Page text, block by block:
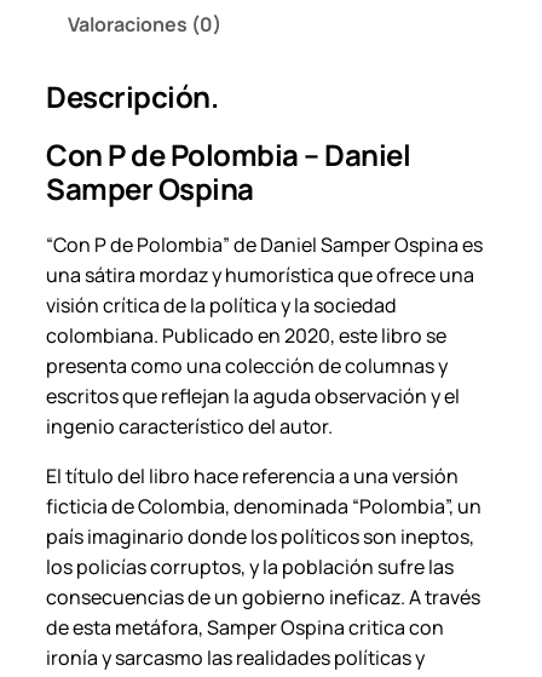
e
S
a
p
e
r
O
s
p
i
n
a
.
c
a
n
t
Valoraciones (0)
Descripción.
Con P de Polombia – Daniel
Samper Ospina
“Con P de Polombia” de Daniel Samper Ospina es
una sátira mordaz y humorística que ofrece una
visión crítica de la política y la sociedad
colombiana. Publicado en 2020, este libro se
presenta como una colección de columnas y
escritos que reflejan la aguda observación y el
ingenio característico del autor.
El título del libro hace referencia a una versión
ficticia de Colombia, denominada “Polombia”, un
país imaginario donde los políticos son ineptos,
los policías corruptos, y la población sufre las
consecuencias de un gobierno ineficaz. A través
de esta metáfora, Samper Ospina critica con
ironía y sarcasmo las realidades políticas y